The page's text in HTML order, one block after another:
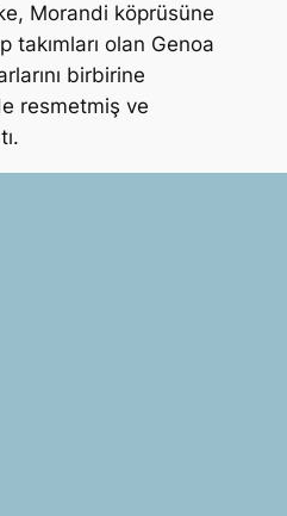
Morandi köprüsüne
takımları olan Genoa
birbirine
resmetmiş ve